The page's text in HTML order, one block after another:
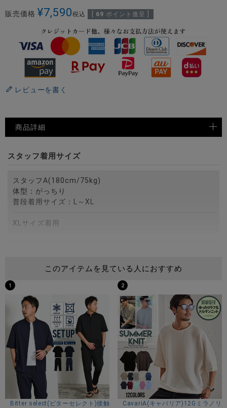
販売価格 ¥7,590税込 69 ポイント進呈 ]
レビューを書く
商品詳細
スタッフ着用サイズ
スタッフA(180cm/75kg)
体型：がっちり
普段着用サイズ：L～XL
XLサイズ着用
普段着用サイズ：M～L
Lサイズ着用
スタッフC(173cm/60kg)
体型：細身
普段着用サイズ：M
Mサイズ着用
商品説明
このアイテムを見ている人におすすめ
1
Bitter select(ビターセレクト)接触冷感スーパーストレッチバンドカラー
2
CavariA(キャバリア)12Gミラノリ